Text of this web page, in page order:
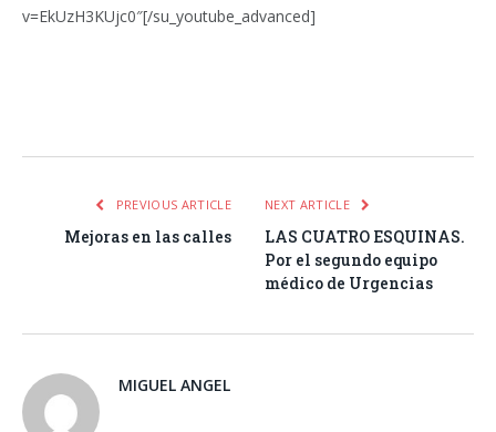
v=EkUzH3KUjc0″[/su_youtube_advanced]
PREVIOUS ARTICLE
Mejoras en las calles
NEXT ARTICLE
LAS CUATRO ESQUINAS.
Por el segundo equipo
médico de Urgencias
MIGUEL ANGEL